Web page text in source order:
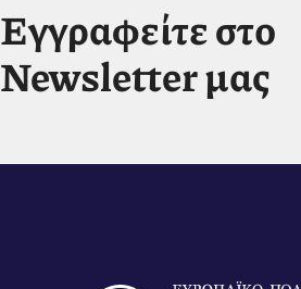
Εγγραφείτε στο
Newsletter μας